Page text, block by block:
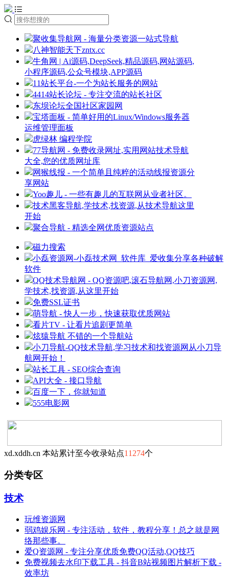
聚收集导航网 - 海量分类资源一站式导航
八神智能天下zntx.cc
牛角网 | Ai源码,DeepSeek,精品源码,网站源码,
小程序源码,公众号模块,APP源码
11站长平台-一个为站长服务的网站
4414站长论坛 - 专注交流的站长社区
东坝论坛全国社区家园网
宝塔面板 - 简单好用的Linux/Windows服务器
运维管理面板
虎绿林 编程学院
77导航网 - 免费收录网址,实用网站技术导航
大全,您的优质网址库
网猴线报 - 一个简单且纯粹的活动线报资源分
享网站
Yoo趣儿 - 一些有趣儿的互联网从业者社区。
技术黑客导航,学技术,找资源,从技术导航这里
开始
聚合导航 - 精选全网优质资源站点
磁力搜索
小磊资源网-小磊技术网_软件库_爱收集分享各种破解
软件
QQ技术导航网 - QQ资源吧,滚石导航网,小刀资源网,
学技术,找资源,从这里开始
免费SSL证书
萌导航 - 快人一步，快速获取优质网站
看片TV - 让看片追剧更简单
炫猿导航 不错的一个导航站
小刀导航-QQ技术导航,学习技术和找资源网从小刀导
航网开始！
站长工具 - SEO综合查询
API大全 - 接口导航
百度一下，你就知道
555电影网
xd.xddh.cn 本站累计至今收录站点11274个
分类专区
技术
玩维资源网
弱鸡娱乐网 - 专注活动，软件，教程分享！总之就是网
络那些事。
爱Q资源网 - 专注分享优质免费QQ活动,QQ技巧
免费视频去水印下载工具 - 抖音B站视频图片解析下载 -
效率坊